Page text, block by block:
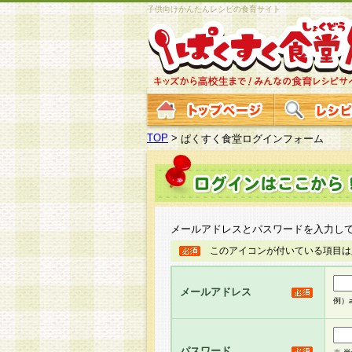
子供向けかんたんレシピの食育サイト
TOP >ぱくすく食堂ログインフォーム
メールアドレスとパスワードを入力し
このアイコンが付いている項目
メールアドレス
例）